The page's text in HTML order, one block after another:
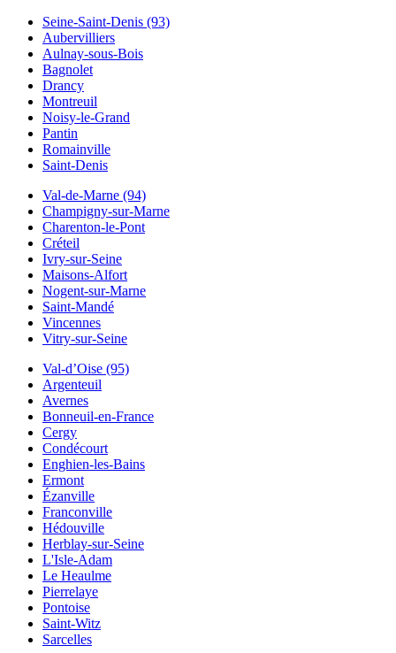
Seine-Saint-Denis (93)
Aubervilliers
Aulnay-sous-Bois
Bagnolet
Drancy
Montreuil
Noisy-le-Grand
Pantin
Romainville
Saint-Denis
Val-de-Marne (94)
Champigny-sur-Marne
Charenton-le-Pont
Créteil
Ivry-sur-Seine
Maisons-Alfort
Nogent-sur-Marne
Saint-Mandé
Vincennes
Vitry-sur-Seine
Val-d’Oise (95)
Argenteuil
Avernes
Bonneuil-en-France
Cergy
Condécourt
Enghien-les-Bains
Ermont
Ézanville
Franconville
Hédouville
Herblay-sur-Seine
L'Isle-Adam
Le Heaulme
Pierrelaye
Pontoise
Saint-Witz
Sarcelles